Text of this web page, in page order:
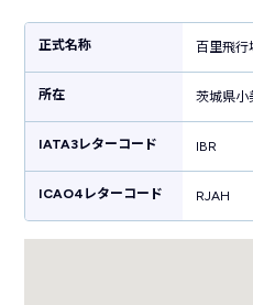
した。羽田・成田空港に次ぐ首都圏第
セス手段となっており、現在は「札
（スカイマーク）の国内線定期便と
航しています。茨城空港は東京都心
雑しづらい特徴があるため、首都圏
ポートを担う空港として活躍していま
正式名称 百里飛行
所在 茨城県小
IATA3レターコード IBR
ICAO4レターコード RJAH